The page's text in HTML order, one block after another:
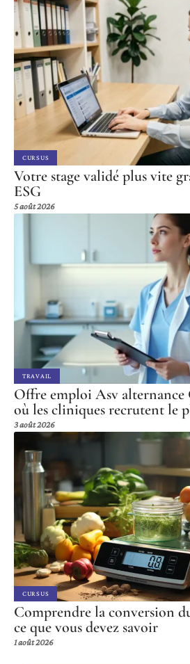
CURSUS
Votre stage validé plus vite
ESG
5 août 2026
TRAVAIL
Offre emploi Asv alternance
où les cliniques recrutent le
3 août 2026
CURSUS
Comprendre la conversion
ce que vous devez savoir
1 août 2026